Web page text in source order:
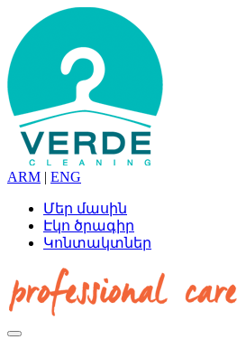
ARM | ENG
Մեր մասին
Էկո ծրագիր
Կոնտակտներ